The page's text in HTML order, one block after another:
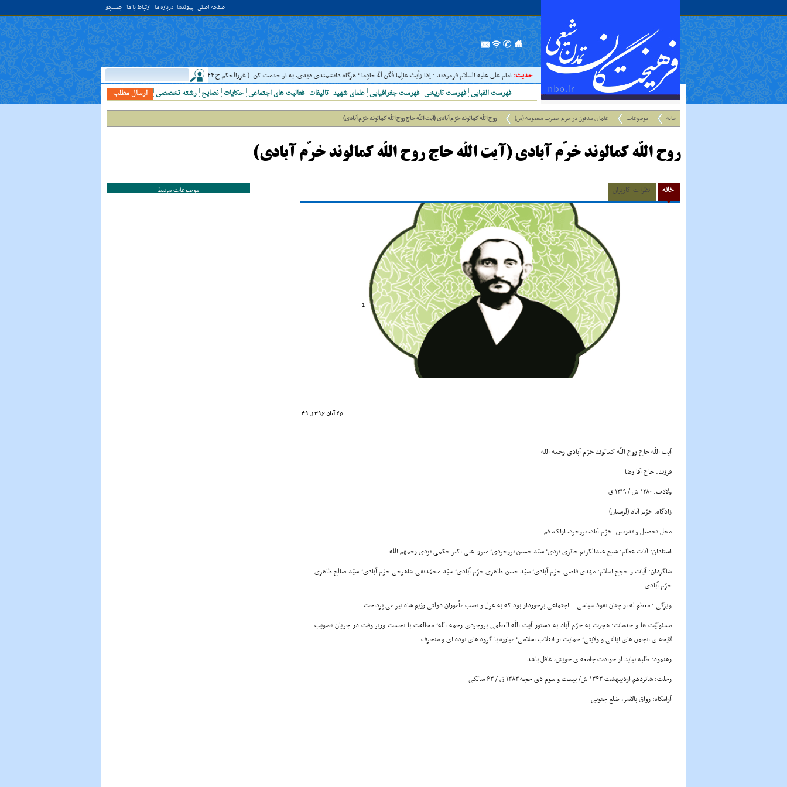
صفحه اصلی پیوندها درباره ما ارتباط با ما جستجو
حدیث:امام علي عليه السلام فرمودند : إذا رَأيتَ عالِما فَکُن لَهُ خادِما ؛ هرگاه دانشمندى ديدى، به او خدمت کن. ( غررالحکم ح ۴۰۴۴ )
امام علي (عليه السلام) فرمودند: النَّظرُ إلي
ارسال مطلب
رشته تخصصی نصایح حکایات فعالیت های اجتماعی تالیفات علمای شهید فهرست جغرافیایی فهرست تاریخی فهرست الفبایی
خانه موضوعات علمای مدفون در حرم حضرت معصومه (س) روح اللّه کمالوند خرّم آبادی (آیت اللّه حاج روح اللّه کمالوند خرّم آبادی)
روح اللّه کمالوند خرّم آبادی (آیت اللّه حاج روح اللّه کمالوند خرّم آبادی)
خانه نظرات کاربران
1
25 آبان 1396, 6:49
آیت اللّه حاج روح اللّه کمالوند خرّم آبادی رحمه الله
فرزند: حاج آقا رضا
ولادت: ۱۲۸۰ ش / ۱۳۱۹ ق
زادگاه: خرّم آباد (لرستان)
محل تحصیل و تدریس: خرّم آباد، بروجرد، اراک، قم
استادان: آیات عظام: شیخ عبدالکریم حائری یزدی؛ سیّد حسین بروجردی؛ میرزا علی اکبر حکمی یزدی رحمهم الله.
شاگردان: آیات و حجج اسلام: مهدی قاضی خرّم آبادی؛ سیّد حسن طاهری خرّم آبادی؛ سیّد محمّدتقی شاهرخی خرّم آبادی؛ سیّد صالح طاهری
خرّم آبادی.
ویژگی : معظم له از چنان نفوذ سیاسی – اجتماعی برخوردار بود که به عزل و نصب مأموران دولتی رژیم شاه نیز می پرداخت.
مسئولیّت ها و خدمات: هجرت به خرّم آباد به دستور آیت اللّه العظمی بروجردی رحمه الله؛ مخالفت با نخست وزیر وقت در جریان تصویب
لایحه ی انجمن های ایالتی و ولایتی؛ حمایت از انقلاب اسلامی؛ مبارزه با گروه های توده ای و منحرف.
رهنمود: طلبه نباید از حوادث جامعه ی خویش، غافل باشد.
رحلت: شانزدهم اردیبهشت ۱۳۴۳ ش/ بیست و سوم ذی حجه ۱۳۸۳ ق / ۶۳ سالگی
آرامگاه: رواق بالاسر، ضلع جنوبی
موضوعات مرتبط